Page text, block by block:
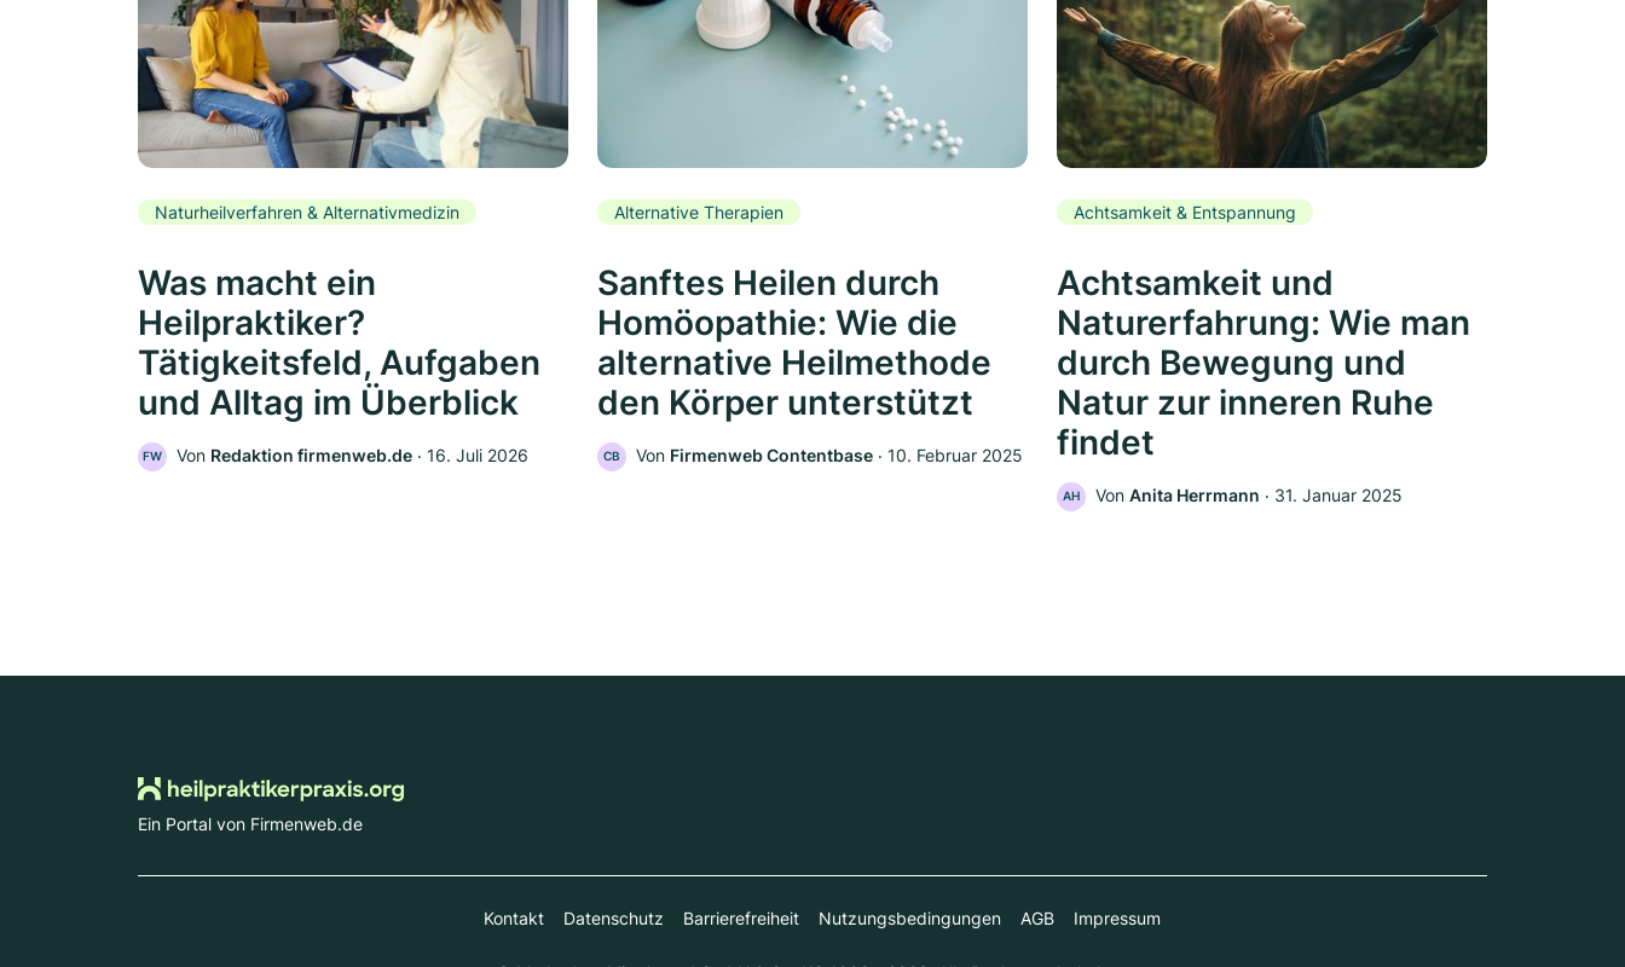
Naturheilverfahren & Alternativmedizin
Was macht ein
Heilpraktiker?
Tätigkeitsfeld, Aufgaben
und Alltag im Überblick
FW Von Redaktion firmenweb.de ‧ 16. Juli 2026
Alternative Therapien
Sanftes Heilen durch
Homöopathie: Wie die
alternative Heilmethode
den Körper unterstützt
CB Von Firmenweb Contentbase ‧ 10. Februar 2025
Achtsamkeit & Entspannung
Achtsamkeit und
Naturerfahrung: Wie man
durch Bewegung und
Natur zur inneren Ruhe
findet
AH Von Anita Herrmann ‧ 31. Januar 2025
Ein Portal von Firmenweb.de
Kontakt Datenschutz Barrierefreiheit Nutzungsbedingungen AGB Impressum